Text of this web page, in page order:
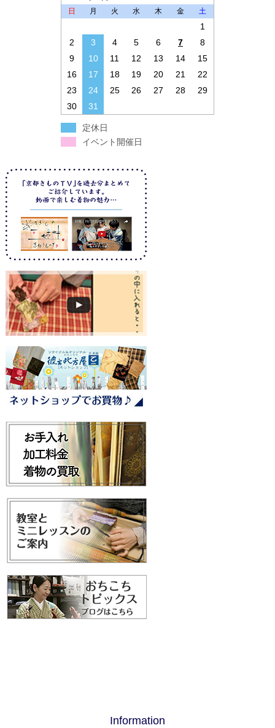
日 月 火 水 木 金 土
1
2
3 4 5 6 7
8
9
10 11 12 13 14
15
16
17 18 19 20 21
22
23
24 25 26 27 28
29
30
31
定休日
イベント開催日
Information